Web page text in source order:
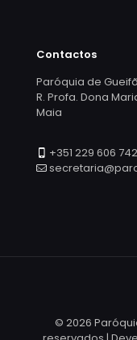
Contactos
Paróquia de
R. Profa. Dona
Maia
+351 229 606 742
© 2026